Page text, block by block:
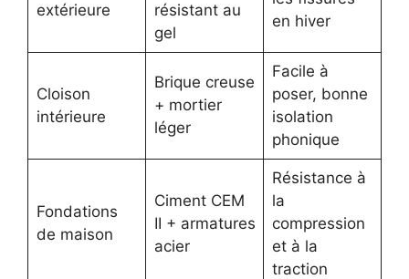
extérieure
résistant au
gel
en hiver
Cloison
intérieure
Brique creuse
+ mortier
léger
Facile à
poser, bonne
isolation
phonique
Fondations
de maison
Ciment CEM
II + armatures
acier
Résistance à
la
compression
et à la
traction